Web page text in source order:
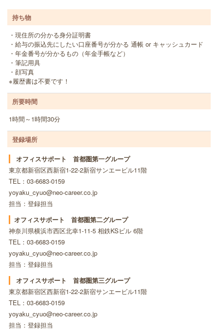
持ち物
・現住所の分かる身分証明書
・給与の振込先にしたい口座番号が分かる 通帳 or キャッシュカード
・年金番号が分かるもの（年金手帳など）
・筆記用具
・顔写真
※履歴書は不要です！
所要時間
1時間～1時間30分
登録場所
オフィスサポート 首都圏第一グループ
東京都新宿区西新宿1-22-2新宿サンエービル11階
TEL：03-6683-0159
yoyaku_cyuo@neo-career.co.jp
担当：登録担当
オフィスサポート 首都圏第二グループ
神奈川県横浜市西区北幸1-11-5 相鉄KSビル 6階
TEL：03-6683-0159
yoyaku_cyuo@neo-career.co.jp
担当：登録担当
オフィスサポート 首都圏第三グループ
東京都新宿区西新宿1-22-2新宿サンエービル11階
TEL：03-6683-0159
yoyaku_cyuo@neo-career.co.jp
担当：登録担当